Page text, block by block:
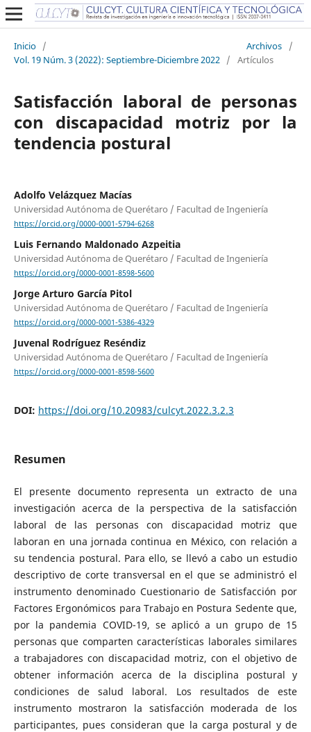
Inicio / Archivos
/
Vol. 19 Núm. 3 (2022): Septiembre-Diciembre 2022 / Artículos
Satisfacción laboral de personas
con discapacidad motriz por la
tendencia postural
Adolfo Velázquez Macías
Universidad Autónoma de Querétaro / Facultad de Ingeniería
https://orcid.org/0000-0001-5794-6268
Luis Fernando Maldonado Azpeitia
Universidad Autónoma de Querétaro / Facultad de Ingeniería
https://orcid.org/0000-0001-8598-5600
Jorge Arturo García Pitol
Universidad Autónoma de Querétaro / Facultad de Ingeniería
https://orcid.org/0000-0001-5386-4329
Juvenal Rodríguez Reséndiz
Universidad Autónoma de Querétaro / Facultad de Ingeniería
https://orcid.org/0000-0001-8598-5600
DOI: https://doi.org/10.20983/culcyt.2022.3.2.3
Resumen
El presente documento representa un extracto de una
investigación acerca de la perspectiva de la satisfacción
laboral de las personas con discapacidad motriz que
laboran en una jornada continua en México, con relación a
su tendencia postural. Para ello, se llevó a cabo un estudio
descriptivo de corte transversal en el que se administró el
instrumento denominado Cuestionario de Satisfacción por
Factores Ergonómicos para Trabajo en Postura Sedente que,
por la pandemia COVID-19, se aplicó a un grupo de 15
personas que comparten características laborales similares
a trabajadores con discapacidad motriz, con el objetivo de
obtener información acerca de la disciplina postural y
condiciones de salud laboral. Los resultados de este
instrumento mostraron la satisfacción moderada de los
participantes, pues consideran que la carga postural y de